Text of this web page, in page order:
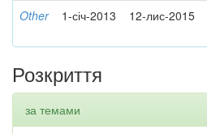
Other 1-січ-2013 12-лис-2015
Розкриття
за темами